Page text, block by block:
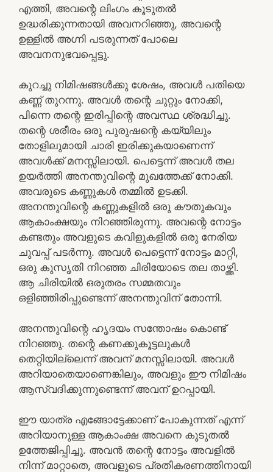
എത്തി, അവന്റെ ലിംഗം കൂടുതൽ
ഉദ്ധരിക്കുന്നതായി അവനറിഞ്ഞു, അവന്റെ
ഉള്ളിൽ അഗ്നി പടരുന്നത് പോലെ
അവനനുഭവപ്പെട്ടു.
കുറച്ചു നിമിഷങ്ങൾക്കു ശേഷം, അവൾ പതിയെ
കണ്ണ് തുറന്നു. അവൾ തന്റെ ചുറ്റും നോക്കി,
പിന്നെ തന്റെ ഇരിപ്പിന്റെ അവസ്ഥ ശ്രദ്ധിച്ചു.
തന്റെ ശരീരം ഒരു പുരുഷന്റെ കയ്യിലും
തോളിലുമായി ചാരി ഇരിക്കുകയാണെന്ന്
അവൾക്ക് മനസ്സിലായി. പെട്ടെന്ന് അവൾ തല
ഉയർത്തി അനന്തുവിന്റെ മുഖത്തേക്ക് നോക്കി.
അവരുടെ കണ്ണുകൾ തമ്മിൽ ഉടക്കി.
അനന്തുവിന്റെ കണ്ണുകളിൽ ഒരു കൗതുകവും
ആകാംക്ഷയും നിറഞ്ഞിരുന്നു. അവന്റെ നോട്ടം
കണ്ടതും അവളുടെ കവിളുകളിൽ ഒരു നേരിയ
ചുവപ്പ് പടർന്നു. അവൾ പെട്ടെന്ന് നോട്ടം മാറ്റി,
ഒരു കുസൃതി നിറഞ്ഞ ചിരിയോടെ തല താഴ്ത്തി.
ആ ചിരിയിൽ ഒരുതരം സമ്മതവും
ഒളിഞ്ഞിരിപ്പുണ്ടെന്ന് അനന്തുവിന് തോന്നി.
അനന്തുവിന്റെ ഹൃദയം സന്തോഷം കൊണ്ട്
നിറഞ്ഞു. തന്റെ കണക്കുകൂട്ടലുകൾ
തെറ്റിയില്ലെന്ന് അവന് മനസ്സിലായി. അവൾ
അറിയാതെയാണെങ്കിലും, അവളും ഈ നിമിഷം
ആസ്വദിക്കുന്നുണ്ടെന്ന് അവന് ഉറപ്പായി.
ഈ യാത്ര എങ്ങോട്ടേക്കാണ് പോകുന്നത് എന്ന്
അറിയാനുള്ള ആകാംക്ഷ അവനെ കൂടുതൽ
ഉത്തേജിപ്പിച്ചു. അവൻ തന്റെ നോട്ടം അവളിൽ
നിന്ന് മാറ്റാതെ, അവളുടെ പ്രതികരണത്തിനായി